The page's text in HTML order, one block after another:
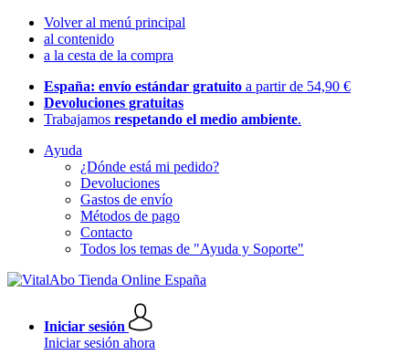
Volver al menú principal
al contenido
a la cesta de la compra
España: envío estándar gratuito a partir de 54,90 €
Devoluciones gratuitas
Trabajamos respetando el medio ambiente.
Ayuda
¿Dónde está mi pedido?
Devoluciones
Gastos de envío
Métodos de pago
Contacto
Todos los temas de "Ayuda y Soporte"
Iniciar sesión
Iniciar sesión ahora